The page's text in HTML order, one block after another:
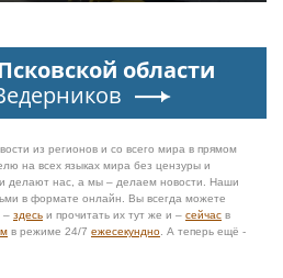
области
из регионов и со всего мира в прямом
на всех языках мира без цензуры и
делают нас, а мы – делаем новости. Наши
в формате онлайн. Вы всегда можете
– здесь и прочитать их тут же и – сейчас в
в режиме 24/7 ежесекундно . А теперь ещё -